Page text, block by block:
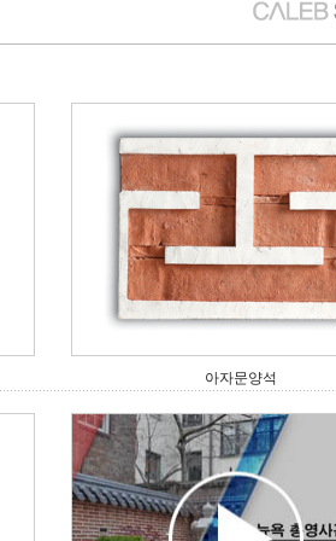
아자문양석